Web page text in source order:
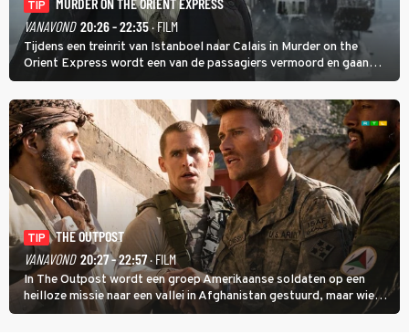
TIP
MURDER ON THE ORIENT EXPRESS
VANAVOND 20:26 - 22:35· FILM
Tijdens een treinrit van Istanboel naar Calais in Murder on the
Orient Express wordt een van de passagiers vermoord en gaan
detective Hercule Poirot en zijn snor uitzoeken wie van de andere
treinreizigers de dader is.
TIP
THE OUTPOST
VANAVOND 20:27 - 22:57· FILM
In The Outpost wordt een groep Amerikaanse soldaten op een
heilloze missie naar een vallei in Afghanistan gestuurd, maar wie
overleeft daar een aanval?